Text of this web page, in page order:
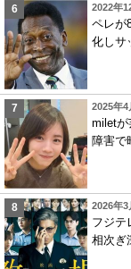
2022年
ペレが
化しサ
2025年4
miletが
障害で
2026年3
フジテ
相次ぎ